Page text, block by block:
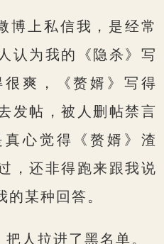
博上私信我，是经常
认为我的《隐杀》写
爽，《赘婿》写得
发帖，被人删帖禁言
心觉得《赘婿》渣
，还非得跑来跟我说
某种回答。
人拉进了黑名单。